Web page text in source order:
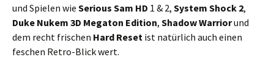
und Spielen wie Serious Sam HD 1 & 2, System Shock 2,
Duke Nukem 3D Megaton Edition, Shadow Warriorund
dem recht frischen Hard Reset ist natürlich auch einen
feschen Retro-Blick wert.